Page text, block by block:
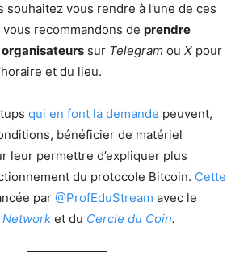
souhaitez vous rendre à l’une de ces
recommandons de prendre
sur Telegram ou X pour
et du lieu.
qui en font la demande peuvent,
bénéficier de matériel
leur permettre d’expliquer plus
du protocole Bitcoin. Cette
par @ProfEduStream avec le
Network et du Cercle du Coin.